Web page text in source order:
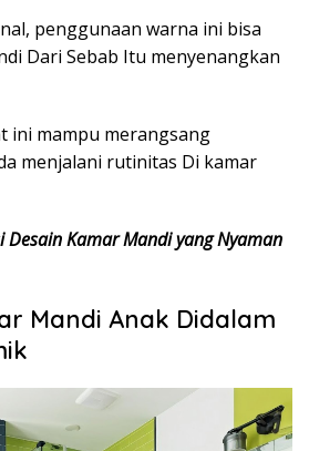
penggunaan warna ini bisa
Dari Sebab Itu menyenangkan
ini mampu merangsang
menjalani rutinitas Di kamar
Desain Kamar Mandi yang Nyaman
Mandi Anak Didalam